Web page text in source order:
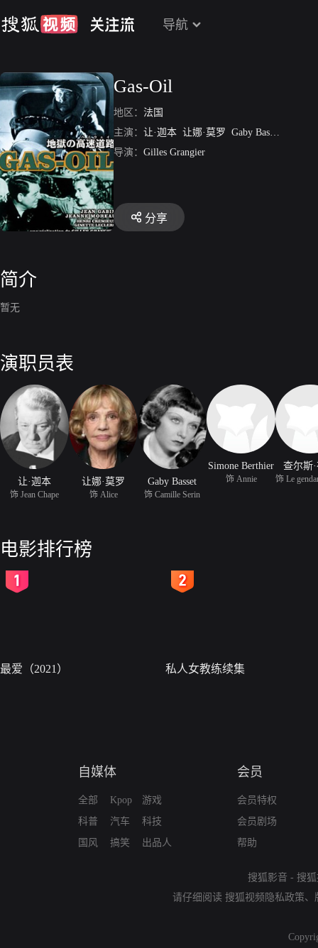
导航
Gas-Oil
地区： 法国
主演： 让·迦本 让娜·莫罗 Gaby Basset
导演： Gilles Grangier
分享
简介
暂无
演职员表
让·迦本
饰 Jean Chape
让娜·莫罗
饰 Alice
Gaby Basset
饰 Camille Serin
Simone Berthier
饰 Annie
查尔斯
电影排行榜
最爱（2021） 私人女教练续集
自媒体
全部
科普
国风
Kpop
汽车
搞笑
游戏
科技
出品人
会员
会员特权
会员剧场
帮助
搜狐影音 - 搜
请仔细阅读 搜狐视频隐私政策、